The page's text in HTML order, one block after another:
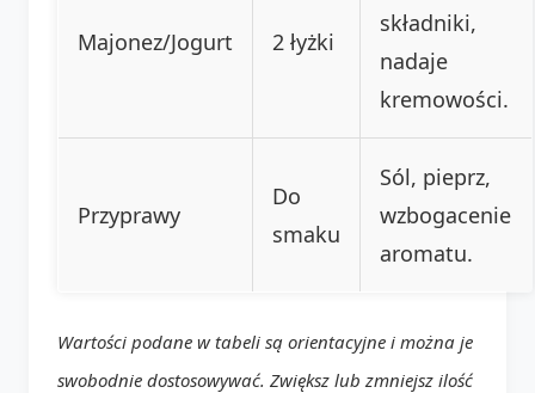
Majonez/Jogurt 2 łyżki
składniki,
nadaje
kremowości.
Przyprawy
Do
smaku
Sól, pieprz,
wzbogacenie
aromatu.
Wartości podane w tabeli są orientacyjne i można je
swobodnie dostosowywać. Zwiększ lub zmniejsz ilość